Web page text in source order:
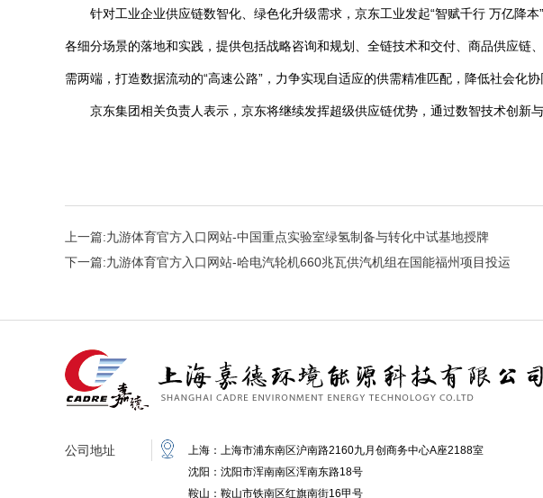
针对工业企业供应链数智化、绿色化升级需求，京东工业发起“智赋千行 万亿降
各细分场景的落地和实践，提供包括战略咨询和规划、全链技术和交付、商品供应
需两端，打造数据流动的“高速公路”，力争实现自适应的供需精准匹配，降低社会化协
京东集团相关负责人表示，京东将继续发挥超级供应链优势，通过数智技术创新
上一篇:九游体育官方入口网站-中国重点实验室绿氢制备与转化中试基地授牌
下一篇:九游体育官方入口网站-哈电汽轮机660兆瓦供汽机组在国能福州项目投运
公司地址
上海：上海市浦东南区沪南路2160九月创商务中心A座2188室
沈阳：沈阳市浑南南区浑南东路18号
鞍山：鞍山市铁南区红旗南街16甲号